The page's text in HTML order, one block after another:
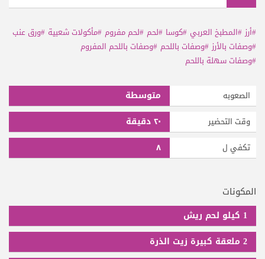
#أرز #المطبخ العربي #كوسا #لحم #لحم مفروم #مأكولات شعبية #ورق عنب
#وصفات بالأرز #وصفات باللحم #وصفات باللحم المفروم
#وصفات سهلة باللحم
الصعوبه متوسطة
وقت التحضير ٢٠ دقيقة
تكفي ل ٨
المكونات
1 كيلو لحم ريش
2 ملعقة كبيرة زيت الذرة